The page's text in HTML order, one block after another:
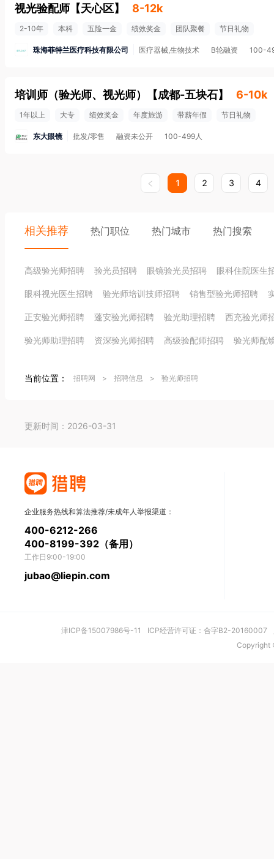
视光验配师 【天心区】 8-12k
2-10年 本科 五险一金 绩效奖金 团队聚餐 节日礼物
珠海菲特兰医疗科技有限公司 医疗器械,生物技术 B轮融资 100-
培训师（验光师、视光师） 【成都-五块石】 6-10k
1年以上 大专 绩效奖金 年度旅游 带薪年假 节日礼物
东大眼镜 批发/零售 融资未公开 100-499人
1 2 3 4
相关推荐 热门职位 热门城市 热门搜索
高级验光师招聘 验光员招聘 眼镜验光员招聘 眼科住院医生
眼科视光医生招聘 验光师培训技师招聘 销售型验光师招聘
正安验光师招聘 蓬安验光师招聘 验光助理招聘 西充验光师
验光师助理招聘 资深验光师招聘 高级验配师招聘 验光师配
当前位置： 招聘网 > 招聘信息 > 验光师招聘
更新时间：2026-03-31